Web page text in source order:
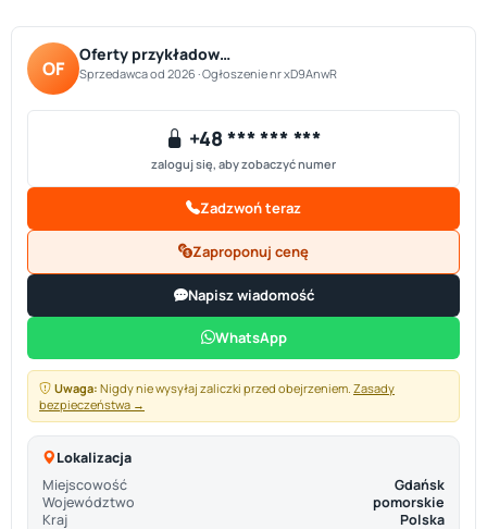
OF
Oferty przykładow…
Sprzedawca od 2026 · Ogłoszenie nr xD9AnwR
+48 *** *** ***
zaloguj się, aby zobaczyć numer
Zadzwoń teraz
Zaproponuj cenę
Napisz wiadomość
WhatsApp
Uwaga: Nigdy nie wysyłaj zaliczki przed obejrzeniem. Zasady
bezpieczeństwa →
Lokalizacja
Miejscowość
Gdańsk
Województwo
pomorskie
Kraj
Polska